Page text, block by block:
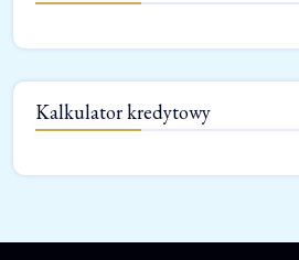
Kalkulator kredytowy